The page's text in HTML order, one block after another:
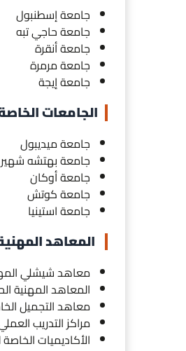
جامعة إسطنبول
جامعة حاجي تبه
جامعة أنقرة
جامعة مرمرة
جامعة إيجة
الجامعات
جامعة ميديبول
جامعة بهتشه شهير
جامعة أوكان
جامعة كوتش
جامعة استينيا
المعاهد
معاهد شيشلي
المعاهد المهنية
معاهد التجميل
مراكز التدريب
الأكاديميات